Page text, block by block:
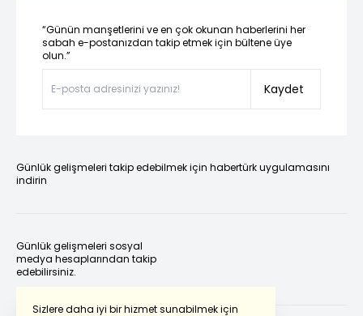
Sizlere daha iyi bir hizmet sunabilmek için
“Günün manşetlerini ve en çok okunan haberlerini her
sabah e-postanızdan takip etmek için bültene üye
olun.”
Kaydet
Günlük gelişmeleri takip edebilmek için habertürk uygulamasını
indirin
Günlük gelişmeleri sosyal
medya hesaplarından takip
edebilirsiniz.